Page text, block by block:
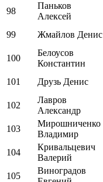
98
Паньков
Алексей
99 Жмайлов Денис
100
Белоусов
Константин
101 Друзь Денис
102
Лавров
Александр
103
Мирошниченко
Владимир
104
Кривальцевич
Валерий
105
Виноградов